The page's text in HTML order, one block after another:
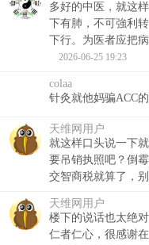
多好的中医，就这
下有肺，不可強利
下行。为医者应把
2026-06-25 19:23
colaa
针灸就他妈骗ACC
天维网用户
就这样口头说一下
要吊销执照吧？倒
交智商税就算了，
天维网用户
楼下的说话也太绝
仁者仁心，很感谢